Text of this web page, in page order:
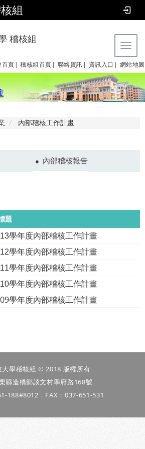
組
稽核組
首頁| 稽核組首頁| 聯絡資訊| 資訊入口| 網站地圖
內部稽核工作計畫
內部稽核報告
題
學年度內部稽核工作計畫
學年度內部稽核工作計畫
學年度內部稽核工作計畫
學年度內部稽核工作計畫
學年度內部稽核工作計畫
大學稽核組 © 2018 版權所有
縣造橋鄉談文村學府路168號
188#8012．FAX：037-651-531